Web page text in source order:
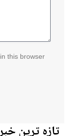
this browser